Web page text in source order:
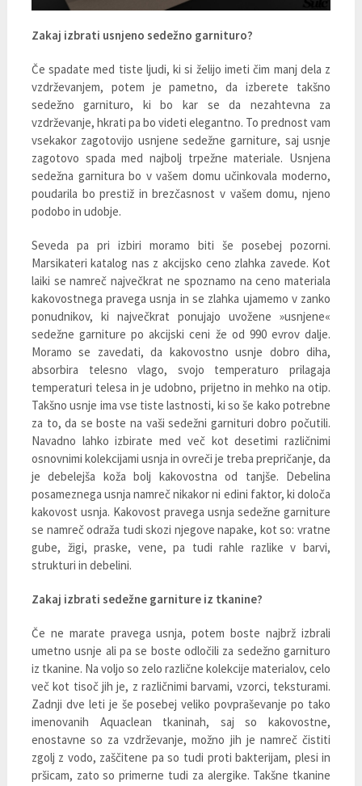
Zakaj izbrati usnjeno sedežno garnituro?
Če spadate med tiste ljudi, ki si želijo imeti čim manj dela z
vzdrževanjem, potem je pametno, da izberete takšno
sedežno garnituro, ki bo kar se da nezahtevna za
vzdrževanje, hkrati pa bo videti elegantno. To prednost vam
vsekakor zagotovijo usnjene sedežne garniture, saj usnje
zagotovo spada med najbolj trpežne materiale. Usnjena
sedežna garnitura bo v vašem domu učinkovala moderno,
poudarila bo prestiž in brezčasnost v vašem domu, njeno
podobo in udobje.
Seveda pa pri izbiri moramo biti še posebej pozorni.
Marsikateri katalog nas z akcijsko ceno zlahka zavede. Kot
laiki se namreč največkrat ne spoznamo na ceno materiala
kakovostnega pravega usnja in se zlahka ujamemo v zanko
ponudnikov, ki največkrat ponujajo uvožene »usnjene«
sedežne garniture po akcijski ceni že od 990 evrov dalje.
Moramo se zavedati, da kakovostno usnje dobro diha,
absorbira telesno vlago, svojo temperaturo prilagaja
temperaturi telesa in je udobno, prijetno in mehko na otip.
Takšno usnje ima vse tiste lastnosti, ki so še kako potrebne
za to, da se boste na vaši sedežni garnituri dobro počutili.
Navadno lahko izbirate med več kot desetimi različnimi
osnovnimi kolekcijami usnja in ovreči je treba prepričanje, da
je debelejša koža bolj kakovostna od tanjše. Debelina
posameznega usnja namreč nikakor ni edini faktor, ki določa
kakovost usnja. Kakovost pravega usnja sedežne garniture
se namreč odraža tudi skozi njegove napake, kot so: vratne
gube, žigi, praske, vene, pa tudi rahle razlike v barvi,
strukturi in debelini.
Zakaj izbrati sedežne garniture iz tkanine?
Če ne marate pravega usnja, potem boste najbrž izbrali
umetno usnje ali pa se boste odločili za sedežno garnituro
iz tkanine. Na voljo so zelo različne kolekcije materialov, celo
več kot tisoč jih je, z različnimi barvami, vzorci, teksturami.
Zadnji dve leti je še posebej veliko povpraševanje po tako
imenovanih Aquaclean tkaninah, saj so kakovostne,
enostavne so za vzdrževanje, možno jih je namreč čistiti
zgolj z vodo, zaščitene pa so tudi proti bakterijam, plesi in
pršicam, zato so primerne tudi za alergike. Takšne tkanine